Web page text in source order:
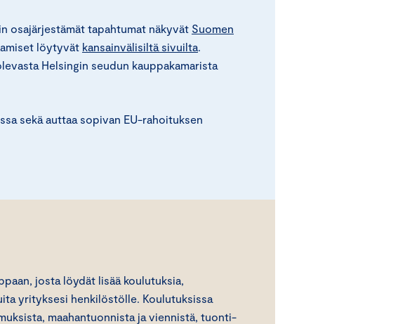
osajärjestämät tapahtumat näkyvät Suomen
löytyvät kansainvälisiltä sivuilta.
Helsingin seudun kauppakamarista
sekä auttaa sopivan EU-rahoituksen
josta löydät lisää koulutuksia,
yrityksesi henkilöstölle. Koulutuksissa
maahantuonnista ja viennistä, tuonti-